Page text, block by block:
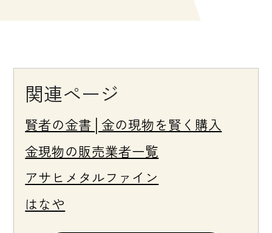
関連ページ
賢者の金書│金の現物を賢く購入
金現物の販売業者一覧
アサヒメタルファイン
はなや